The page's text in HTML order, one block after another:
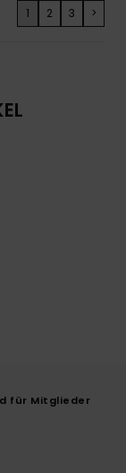
1 2 3 >
für Mitglieder